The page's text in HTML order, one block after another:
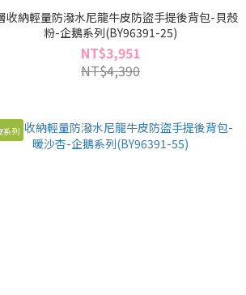
收納輕量防潑水尼龍牛皮防盜手提後背包-貝殼
粉-企鵝系列(BY96391-25)
NT$3,951
NT$4,390
系列